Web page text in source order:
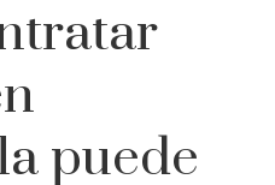
puede